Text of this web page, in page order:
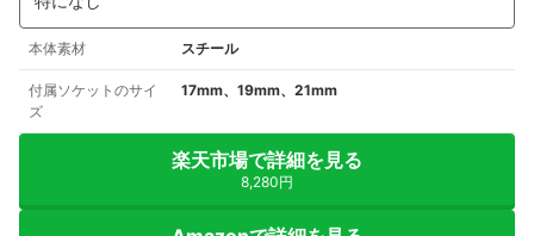
本体素材 スチール
付属ソケットのサイ
ズ
17mm、19mm、21mm
楽天市場で詳細を見る
8,280円